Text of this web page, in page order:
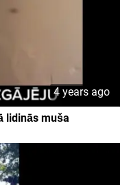
4 years ago
lidinās muša